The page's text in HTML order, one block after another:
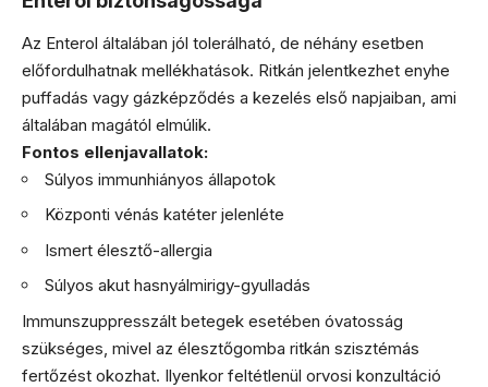
Az Enterol általában jól tolerálható, de néhány esetben
előfordulhatnak mellékhatások. Ritkán jelentkezhet enyhe
puffadás vagy gázképződés a kezelés első napjaiban, ami
általában magától elmúlik.
Fontos ellenjavallatok:
Súlyos immunhiányos állapotok
Központi vénás katéter jelenléte
Ismert élesztő-allergia
Súlyos akut hasnyálmirigy-gyulladás
Immunszuppresszált betegek esetében óvatosság
szükséges, mivel az élesztőgomba ritkán szisztémás
fertőzést okozhat. Ilyenkor feltétlenül orvosi konzultáció